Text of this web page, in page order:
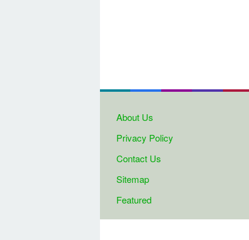
About Us
Privacy Policy
Contact Us
Sitemap
Featured